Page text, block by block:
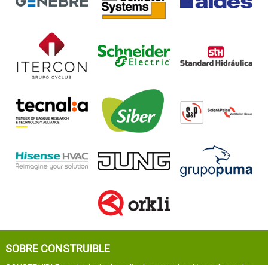
SOBRE CONSTRUIBLE